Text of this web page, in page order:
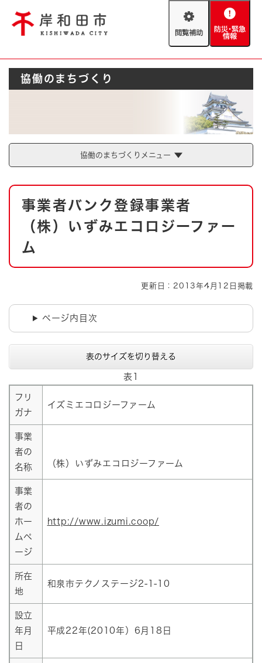
閲
助
防
緊
情
報
Foreign language
とじる
防災・緊急情報
AED設置箇所
とじる
協働のまちづくり
協働のまちづくりメニュー
本
事業者バンク登録事業者
（株）いずみエコロジーファー
ム
更新日：2013年4月12日掲載
ページ内目次
表のサイズを切り替える
表1
フリ
ガナ
イズミエコロジーファーム
事業
者の
名称
（株）いずみエコロジーファーム
事業
者の
ホー
ムペ
ージ
http://www.izumi.coop/
所在
地
和泉市テクノステージ2-1-10
設立
年月
日
平成22年(2010年）6月18日